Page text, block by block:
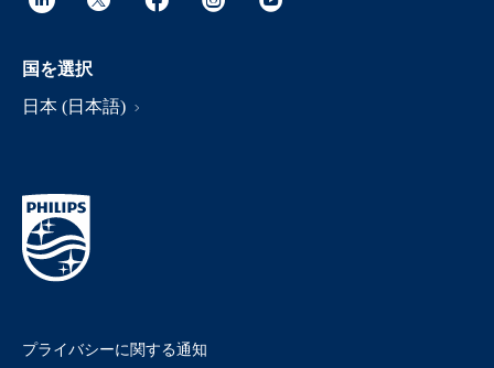
国を選択
日本 (日本語)
プライバシーに関する通知